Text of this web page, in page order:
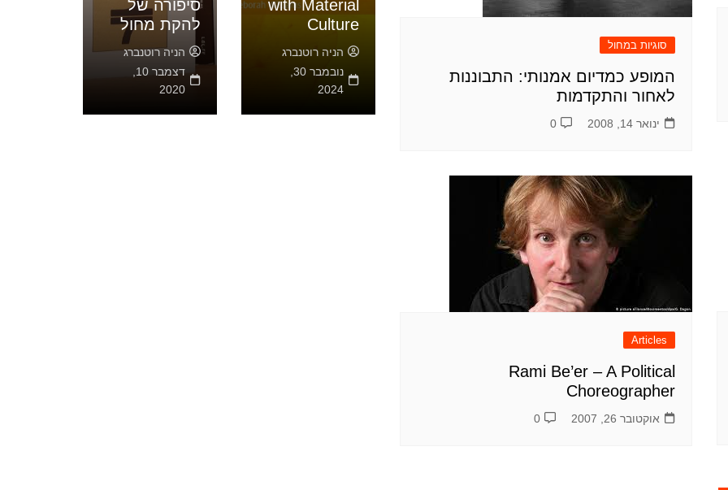
סוגיות במחול
המופע כמדיום אמנותי: התבוננות
לאחור והתקדמות
ינואר 14, 2008 0
Articles
Rami Be’er – A Political
Choreographer
אוקטובר 26, 2007 0
ספטמבר 2,
מחול בישראל
with Material
Culture
הניה רוטנברג
2024
סיפורה של
להקת מחול
הניה רוטנברג
2020